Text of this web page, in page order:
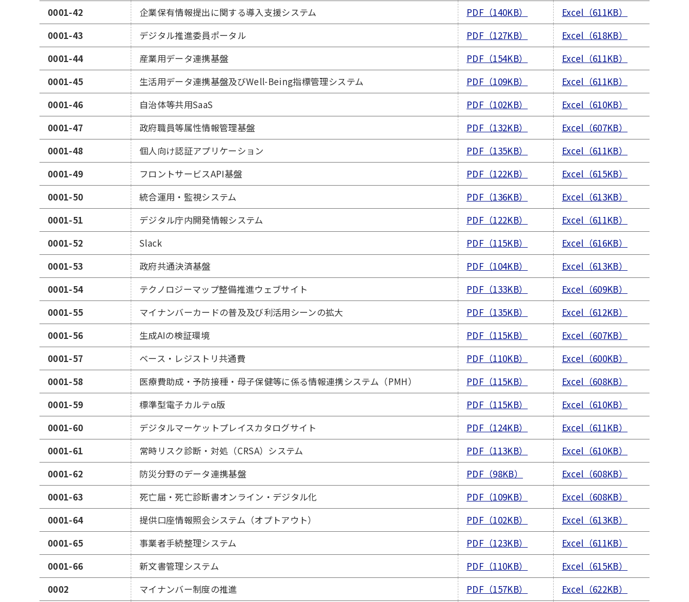
0001-42
企業保有情報提出に関する導入支援システム PDF（140KB）
Excel（611KB）
0001-43
デジタル推進委員ポータル PDF（127KB）
Excel（618KB）
0001-44
産業用データ連携基盤 PDF（154KB）
Excel（611KB）
0001-45
生活用データ連携基盤及びWell-Being指標管理システム PDF（109KB）
Excel（611KB）
0001-46
自治体等共用SaaS PDF（102KB）
Excel（610KB）
0001-47
政府職員等属性情報管理基盤 PDF（132KB）
Excel（607KB）
0001-48
個人向け認証アプリケーション PDF（135KB）
Excel（611KB）
0001-49
フロントサービスAPI基盤 PDF（122KB）
Excel（615KB）
0001-50
統合運用・監視システム PDF（136KB）
Excel（613KB）
0001-51
デジタル庁内開発情報システム PDF（122KB）
Excel（611KB）
0001-52
Slack PDF（115KB）
Excel（616KB）
0001-53
政府共通決済基盤 PDF（104KB）
Excel（613KB）
0001-54
テクノロジーマップ整備推進ウェブサイト PDF（133KB）
Excel（609KB）
0001-55
マイナンバーカードの普及及び利活用シーンの拡大 PDF（135KB）
Excel（612KB）
0001-56
生成AIの検証環境 PDF（115KB）
Excel（607KB）
0001-57
ベース・レジストリ共通費 PDF（110KB）
Excel（600KB）
0001-58
医療費助成・予防接種・母子保健等に係る情報連携システム（PMH） PDF（115KB）
Excel（608KB）
0001-59
標準型電子カルテα版 PDF（115KB）
Excel（610KB）
0001-60
デジタルマーケットプレイスカタログサイト PDF（124KB）
Excel（611KB）
0001-61
常時リスク診断・対処（CRSA）システム PDF（113KB）
Excel（610KB）
0001-62
防災分野のデータ連携基盤 PDF（98KB）
Excel（608KB）
0001-63
死亡届・死亡診断書オンライン・デジタル化 PDF（109KB）
Excel（608KB）
0001-64
提供口座情報照会システム（オプトアウト） PDF（102KB）
Excel（613KB）
0001-65
事業者手続整理システム PDF（123KB）
Excel（611KB）
0001-66
新文書管理システム PDF（110KB）
Excel（615KB）
0002
マイナンバー制度の推進 PDF（157KB） Excel（622KB）